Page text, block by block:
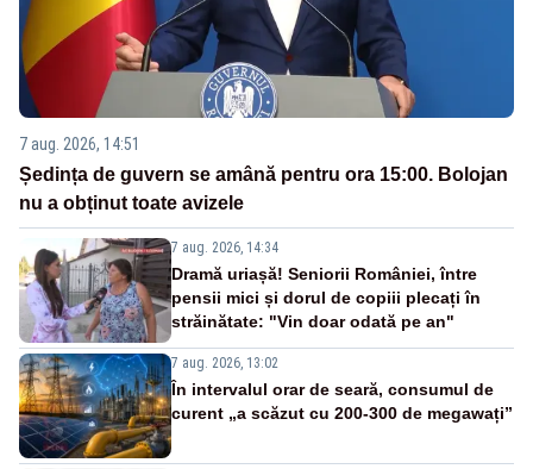
7 aug. 2026, 14:51
Ședința de guvern se amână pentru ora 15:00. Bolojan
nu a obținut toate avizele
7 aug. 2026, 14:34
Dramă uriașă! Seniorii României, între
pensii mici și dorul de copiii plecați în
străinătate: "Vin doar odată pe an"
7 aug. 2026, 13:02
În intervalul orar de seară, consumul de
curent „a scăzut cu 200-300 de megawați”